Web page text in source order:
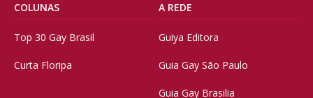
COLUNAS
Top 30 Gay Brasil
Curta Floripa
A REDE
Guiya Editora
Guia Gay São Paulo
Guia Gay Brasilia